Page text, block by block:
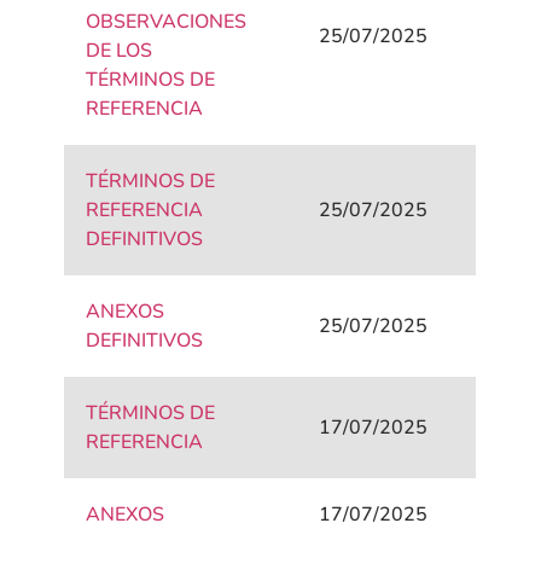
OBSERVACIONES
DE LOS
TÉRMINOS DE
REFERENCIA
25/07/2025
TÉRMINOS DE
REFERENCIA
DEFINITIVOS
25/07/2025
ANEXOS
DEFINITIVOS
25/07/2025
TÉRMINOS DE
REFERENCIA
17/07/2025
ANEXOS 17/07/2025